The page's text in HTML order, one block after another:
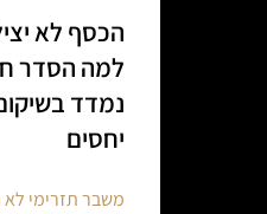
הכסף לא
למה הסדר
נמדד
יחסים
משבר תזרימי